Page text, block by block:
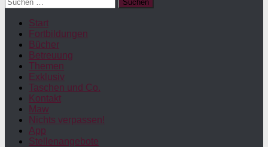
nach:
Start
Fortbildungen
Bücher
Betreuung
Themen
Exklusiv
Taschen und Co.
Kontakt
Maw
Nichts verpassen!
App
Stellenangebote